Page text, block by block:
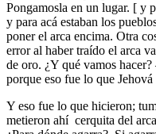
Pongamosla en un lugar. [ y
y para acá estaban los
poner el arca encima. Otra
error al haber traído el arca
de oro. ¿Y qué vamos
porque eso fue lo que
Y eso fue lo que hicieron;
metieron ahí cerquita del